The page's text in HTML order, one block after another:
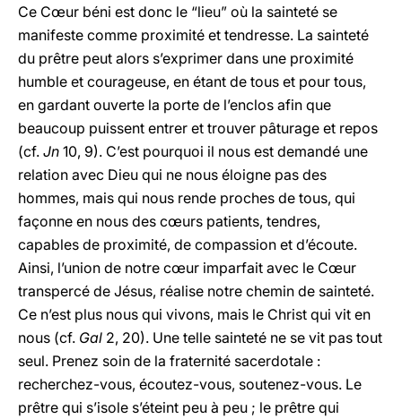
Ce Cœur béni est donc le “lieu” où la sainteté se
manifeste comme proximité et tendresse. La sainteté
du prêtre peut alors s’exprimer dans une proximité
humble et courageuse, en étant de tous et pour tous,
en gardant ouverte la porte de l’enclos afin que
beaucoup puissent entrer et trouver pâturage et repos
(cf. Jn 10, 9). C’est pourquoi il nous est demandé une
relation avec Dieu qui ne nous éloigne pas des
hommes, mais qui nous rende proches de tous, qui
façonne en nous des cœurs patients, tendres,
capables de proximité, de compassion et d’écoute.
Ainsi, l’union de notre cœur imparfait avec le Cœur
transpercé de Jésus, réalise notre chemin de sainteté.
Ce n’est plus nous qui vivons, mais le Christ qui vit en
nous (cf. Gal 2, 20). Une telle sainteté ne se vit pas tout
seul. Prenez soin de la fraternité sacerdotale :
recherchez-vous, écoutez-vous, soutenez-vous. Le
prêtre qui s’isole s’éteint peu à peu ; le prêtre qui